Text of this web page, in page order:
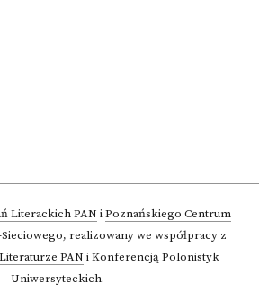
Literackich PAN iPoznańskiego Centrum
, realizowany we współpracy z
PAN i Konferencją Polonistyk
Uniwersyteckich.